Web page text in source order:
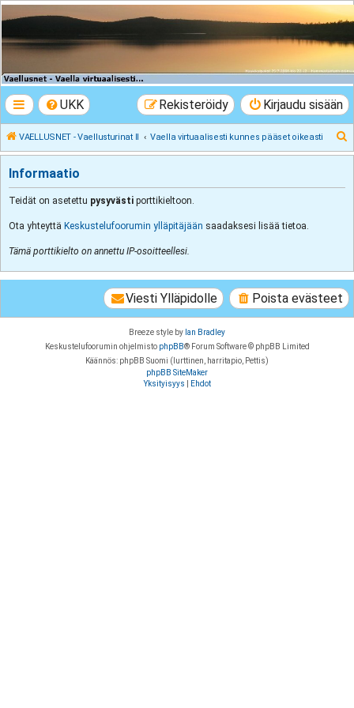
VAELLUSNET -
Vaellusturinat II
UKK Kirjaudu sisään
Rekisteröidy
VAELLUSNET - Vaellusturinat II Vaella virtuaalisesti kunnes pääset oikeasti
t
Informaatio
Teidät on asetettu pysyvästi porttikieltoon.
Ota yhteyttä Keskustelufoorumin ylläpitäjään saadaksesi lisää tietoa.
Tämä porttikielto on annettu IP-osoitteellesi.
Poista evästeet
Viesti Ylläpidolle
Breeze style by Ian Bradley
Keskustelufoorumin ohjelmisto phpBB® Forum Software © phpBB Limited
Käännös: phpBB Suomi (lurttinen, harritapio, Pettis)
phpBB SiteMaker
Yksityisyys
Ehdot